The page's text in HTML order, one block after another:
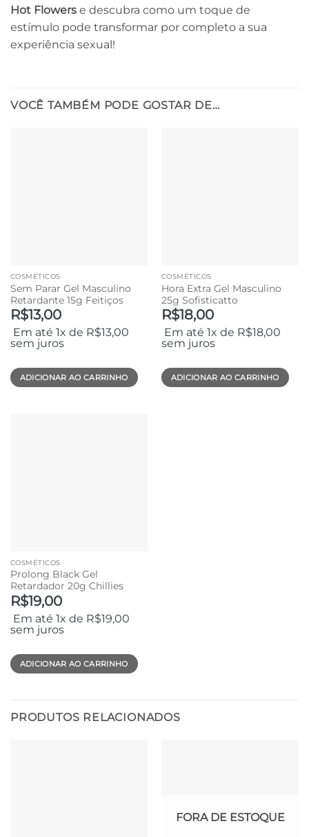
Hot Flowers e descubra como um toque de
estímulo pode transformar por completo a sua
experiência sexual!
VOCÊ TAMBÉM PODE GOSTAR DE…
COSMÉTICOS
Sem Parar Gel Masculino
Retardante 15g Feitiços
R$13,00
Em até 1x de R$13,00
sem juros
ADICIONAR AO CARRINHO
COSMÉTICOS
Hora Extra Gel Masculino
25g Sofisticatto
R$18,00
Em até 1x de R$18,00
sem juros
ADICIONAR AO CARRINHO
COSMÉTICOS
Prolong Black Gel
Retardador 20g Chillies
R$19,00
Em até 1x de R$19,00
sem juros
ADICIONAR AO CARRINHO
PRODUTOS RELACIONADOS
FORA DE ESTOQUE